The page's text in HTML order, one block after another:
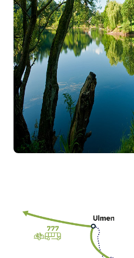
Touren-
Touren-
Touren-
Touren-
Touren-Tipp
Kontakt